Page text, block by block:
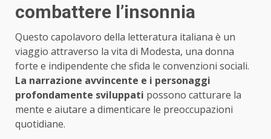
combattere l’insonnia
Questo capolavoro della letteratura italiana è un
viaggio attraverso la vita di Modesta, una donna
forte e indipendente che sfida le convenzioni sociali.
La narrazione avvincente e i personaggi
profondamente sviluppati possono catturare la
mente e aiutare a dimenticare le preoccupazioni
quotidiane.